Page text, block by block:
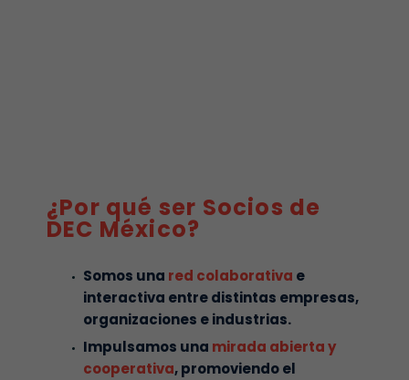
¿Por qué ser Socios de
DEC México?
Somos una red colaborativa e
interactiva entre distintas empresas,
organizaciones e industrias.
Impulsamos una mirada abierta y
cooperativa, promoviendo el